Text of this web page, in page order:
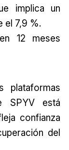
implica un
el 7,9 %.
12 meses
plataformas
SPYV está
confianza
del